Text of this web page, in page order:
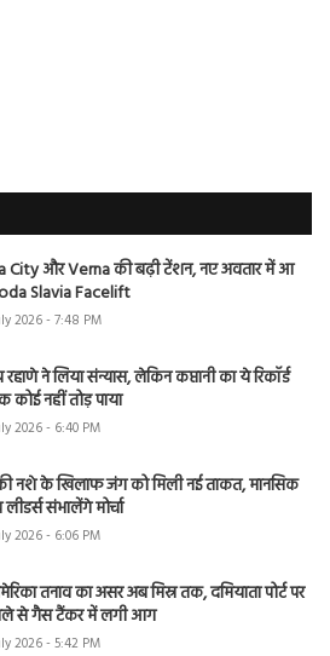
City और Verna की बढ़ी टेंशन, नए अवतार में आ
Slavia Facelift
2026 - 7:48 PM
ने लिया संन्यास, लेकिन कप्तानी का ये रिकॉर्ड
नहीं तोड़ पाया
2026 - 6:40 PM
नशे के खिलाफ जंग को मिली नई ताकत, मानसिक
संभालेंगे मोर्चा
2026 - 6:06 PM
तनाव का असर अब मिस्र तक, दमियाता पोर्ट पर
से गैस टैंकर में लगी आग
2026 - 5:42 PM